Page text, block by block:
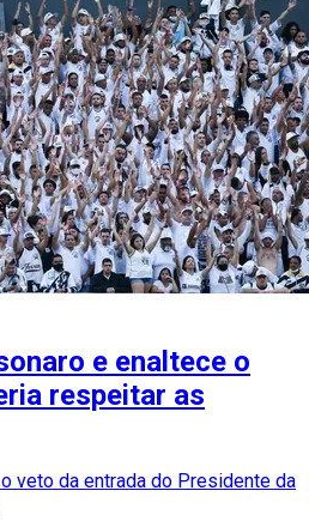
e enaltece o
respeitar as
veto da entrada do Presidente da